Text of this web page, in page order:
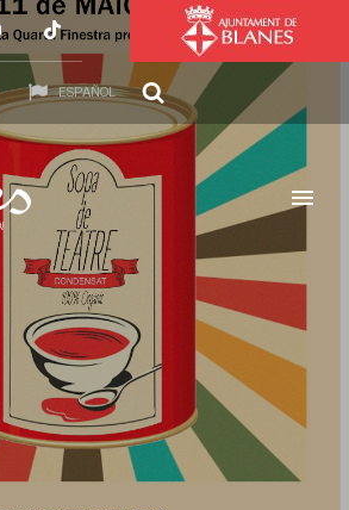
ESPAÑOL